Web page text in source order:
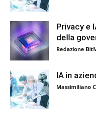
Privacy e
della
Redazione
IA in
Massimiliano